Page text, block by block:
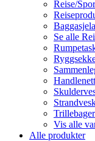
Reise/
Se alle
Handlenett
Trillebager
Vis alle
Alle produkter